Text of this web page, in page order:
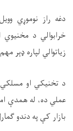
دغه راز نوموړي
خرابوالي د
زياتوالي لپاره ډېر
د تخنيکي او مسلکي
عملي ده، له همدې
بازار کې په دندو